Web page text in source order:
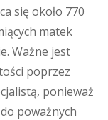
się około 770
matek
Ważne jest
poprzez
ponieważ
poważnych